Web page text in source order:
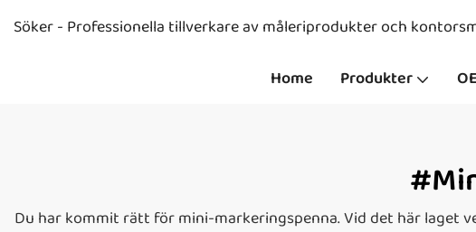
Söker - Professionella tillverkare av måleriprodukter och
Home Produkter
Du har kommit rätt för mini-markeringspenna. Vid det här laget